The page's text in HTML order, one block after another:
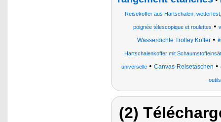
Reisekoffer aus Hartschalen,
poignée télescopique et roulettes •
Wasserdichte Trolley Koffer •
Hartschalenkoffer mit
universelle• Canvas-Reisetaschen •
(2)